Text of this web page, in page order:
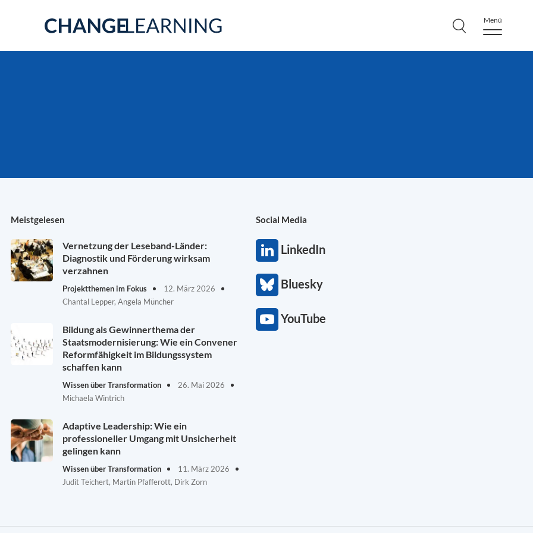
Menü
Meistgelesen
Vernetzung der Leseband-Länder:
Diagnostik und Förderung wirksam
verzahnen
Projektthemen im Fokus
12. März 2026
Chantal Lepper, Angela Müncher
Bildung als Gewinnerthema der
Staatsmodernisierung: Wie ein Convener
Reformfähigkeit im Bildungssystem
schaffen kann
Wissen über Transformation
26. Mai 2026
Michaela Wintrich
Adaptive Leadership: Wie ein
professioneller Umgang mit Unsicherheit
gelingen kann
Wissen über Transformation
11. März 2026
Judit Teichert, Martin Pfafferott, Dirk Zorn
Social Media
LinkedIn
Bluesky
YouTube